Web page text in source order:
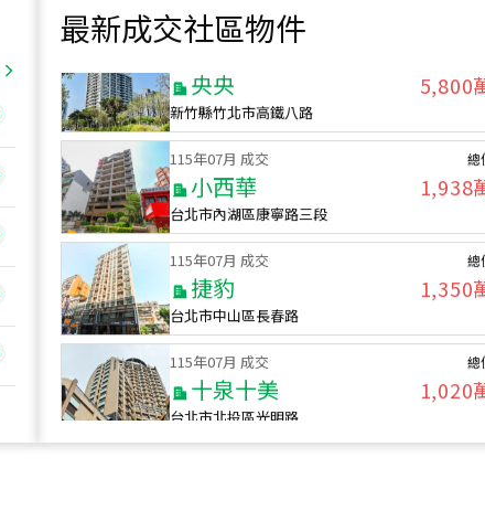
最新成交社區物件
115年07月 成交
新竹縣竹北市高鐵八路
115年07月 成交
小西華
台北市內湖區康寧路三段
總
1,938
115年07月 成交
捷豹
台北市中山區長春路
總
1,350
115年07月 成交
十泉十美
台北市北投區光明路
總
1,020
115年07月 成交 總